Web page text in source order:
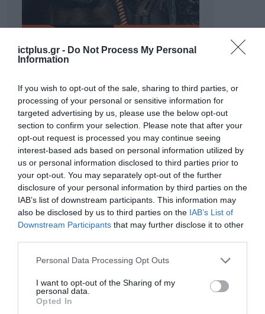
ictplus.gr - Do Not Process My Personal
Information
If you wish to opt-out of the sale, sharing to third parties, or
processing of your personal or sensitive information for
targeted advertising by us, please use the below opt-out
section to confirm your selection. Please note that after your
opt-out request is processed you may continue seeing
interest-based ads based on personal information utilized by
us or personal information disclosed to third parties prior to
your opt-out. You may separately opt-out of the further
disclosure of your personal information by third parties on the
IAB’s list of downstream participants. This information may
also be disclosed by us to third parties on the IAB’s List of
Downstream Participants that may further disclose it to other
Please note that this website/app uses one or more Google
not limited to your visit or usage behaviour. You may click to
grant or deny consent to Google and its third-party tags to
use your data for below specified purposes in below Google
Personal Data Processing Opt Outs
I want to opt-out of the Sharing of my
personal data.
Opted In
ΡΟΗ ΕΙΔΗΣΕΩΝ
Το χρηματοδοτούμενο
από την ΕΕ έργο “The
Gaming Police”
ενισχύει την ασφάλεια
διαδίκτυο
31.07.2026
ΑΑΔΕ: Διευκρινίσεις
για τα πρόστιμα σε
παραβάσεις που
αφορούν τους ΦΗΜ
31.07.2026